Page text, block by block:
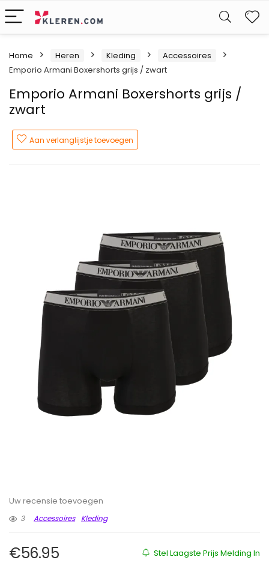
Home Heren Kleding
Accessoires
Emporio Armani Boxershorts grijs / zwart
Emporio Armani Boxershorts grijs /
zwart
Aan verlanglijstje toevoegen
Uw recensie toevoegen
3
Accessoires Kleding
Stel Laagste Prijs Melding In
€56.95